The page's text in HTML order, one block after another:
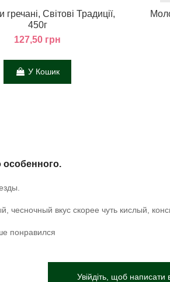
гречані, Світові Традиції,
450г
127,50 грн
У Кошик
особенного.
чесночный вкус скорее чуть кислый,
понравился
Увійдіть, щоб написати